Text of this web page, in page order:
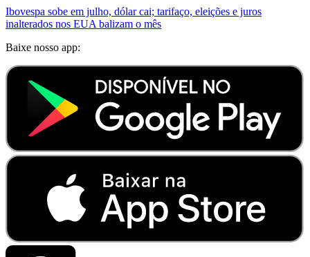
Ibovespa sobe em julho, dólar cai; tarifaço, eleições e juros
inalterados nos EUA balizam o mês
Baixe nosso app: